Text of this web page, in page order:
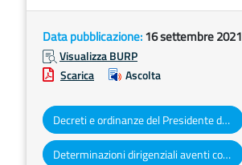
Data pubblicazione:16 settembre 2021
Visualizza BURP
Scarica
Ascolta
Decreti e ordinanze del Presidente della Giunta regionale
Determinazioni dirigenziali aventi contenuto di interesse generale